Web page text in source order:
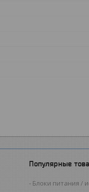
Популярные
Блоки питания /